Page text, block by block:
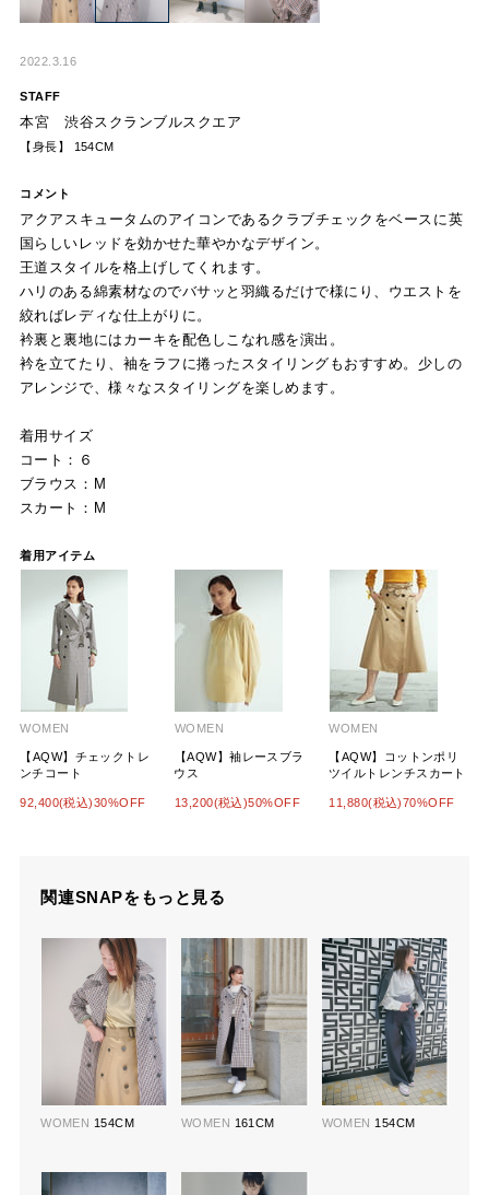
2022.3.16
STAFF
本宮 渋谷スクランブルスクエア
【身長】 154CM
コメント
アクアスキュータムのアイコンであるクラブチェックをベースに英
国らしいレッドを効かせた華やかなデザイン。
王道スタイルを格上げしてくれます。
ハリのある綿素材なのでバサッと羽織るだけで様にり、ウエストを
絞ればレディな仕上がりに。
衿裏と裏地にはカーキを配色しこなれ感を演出。
衿を立てたり、袖をラフに捲ったスタイリングもおすすめ。少しの
アレンジで、様々なスタイリングを楽しめます。
着用サイズ
コート：６
ブラウス：M
スカート：M
着用アイテム
WOMEN
【AQW】チェックトレ
ンチコート
92,400(税込)30%OFF
WOMEN
【AQW】袖レースブラ
ウス
13,200(税込)50%OFF
WOMEN
【AQW】コットンポリ
ツイルトレンチスカート
11,880(税込)70%OFF
関連SNAPをもっと見る
WOMEN 154CM WOMEN 161CM WOMEN 154CM